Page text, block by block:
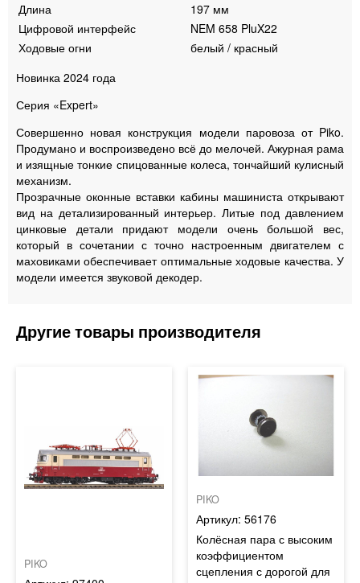
Длина
197 мм
Цифровой интерфейс
NEM 658 PluX22
Ходовые огни
белый / красный
Новинка 2024 года
Серия «Expert»
Совершенно новая конструкция модели паровоза от Piko.
Продумано и воспроизведено всё до мелочей. Ажурная рама
и изящные тонкие спицованные колеса, тончайший кулисный
механизм.
Прозрачные оконные вставки кабины машиниста открывают
вид на детализированный интерьер. Литые под давлением
цинковые детали придают модели очень большой вес,
который в сочетании с точно настроенным двигателем с
маховиками обеспечивает оптимальные ходовые качества. У
модели имеется звуковой декодер.
PIKO
PIKO
56176
Колёсная пара с высоким
коэффициентом
сцепления с дорогой для